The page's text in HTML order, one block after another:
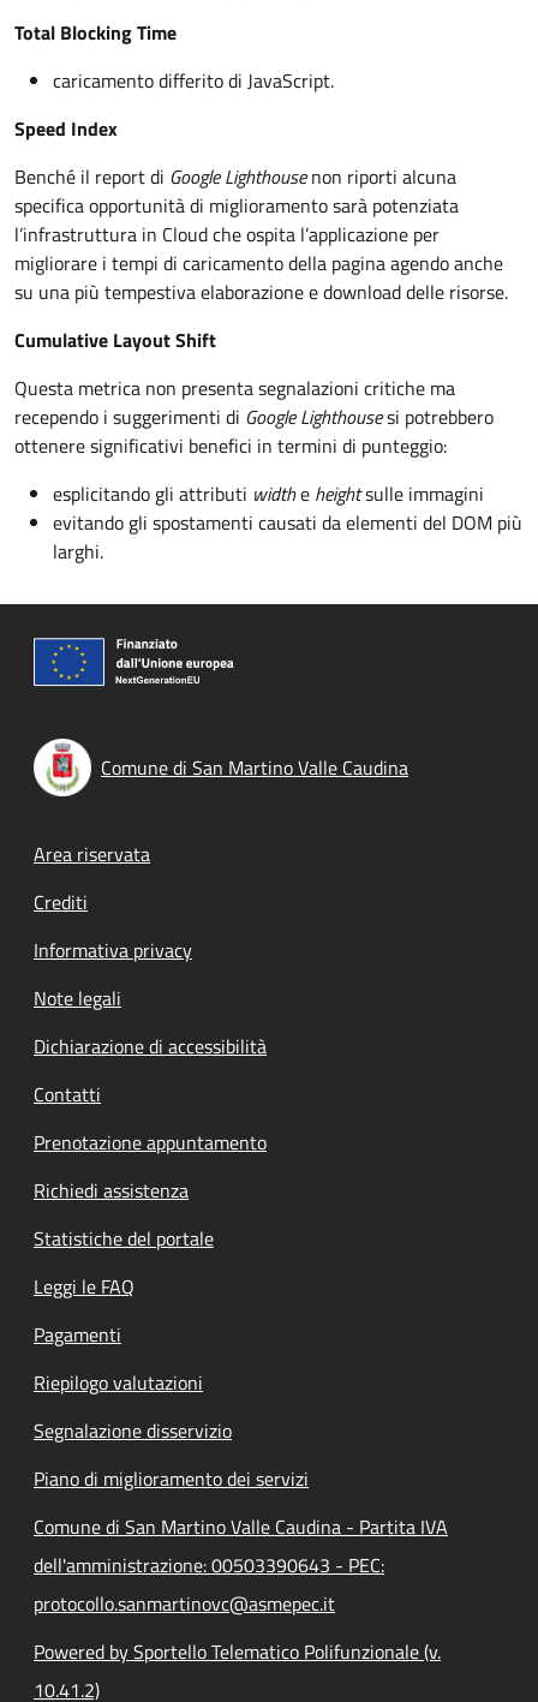
Total Blocking Time
caricamento differito di JavaScript.
Speed Index
Benché il report di Google Lighthousenon riporti alcuna
specifica opportunità di miglioramento sarà potenziata
l’infrastruttura in Cloud che ospita l’applicazione per
migliorare i tempi di caricamento della pagina agendo anche
su una più tempestiva elaborazione e download delle risorse.
Cumulative Layout Shift
Questa metrica non presenta segnalazioni critiche ma
recependo i suggerimenti di Google Lighthousesi potrebbero
ottenere significativi benefici in termini di punteggio:
esplicitando gli attributi widthe heightsulle immagini
evitando gli spostamenti causati da elementi del DOM più
larghi.
Comune di San Martino Valle Caudina
Footer menu
Area riservata
Crediti
Informativa privacy
Note legali
Dichiarazione di accessibilità
Contatti
Prenotazione appuntamento
Richiedi assistenza
Statistiche del portale
Leggi le FAQ
Pagamenti
Riepilogo valutazioni
Segnalazione disservizio
Piano di miglioramento dei servizi
Comune di San Martino Valle Caudina - Partita IVA
dell'amministrazione: 00503390643 - PEC:
protocollo.sanmartinovc@asmepec.it
Powered by Sportello Telematico Polifunzionale (v.
10.41.2)